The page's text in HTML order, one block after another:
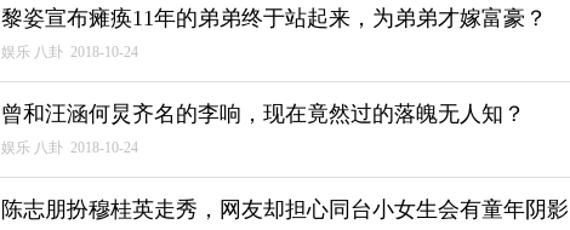
黎姿宣布瘫痪11年的弟弟终于站起来，为弟弟才嫁富豪？
娱乐 八卦 2018-10-24
曾和汪涵何炅齐名的李响，现在竟然过的落魄无人知？
娱乐 八卦 2018-10-24
陈志朋扮穆桂英走秀，网友却担心同台小女生会有童年阴影